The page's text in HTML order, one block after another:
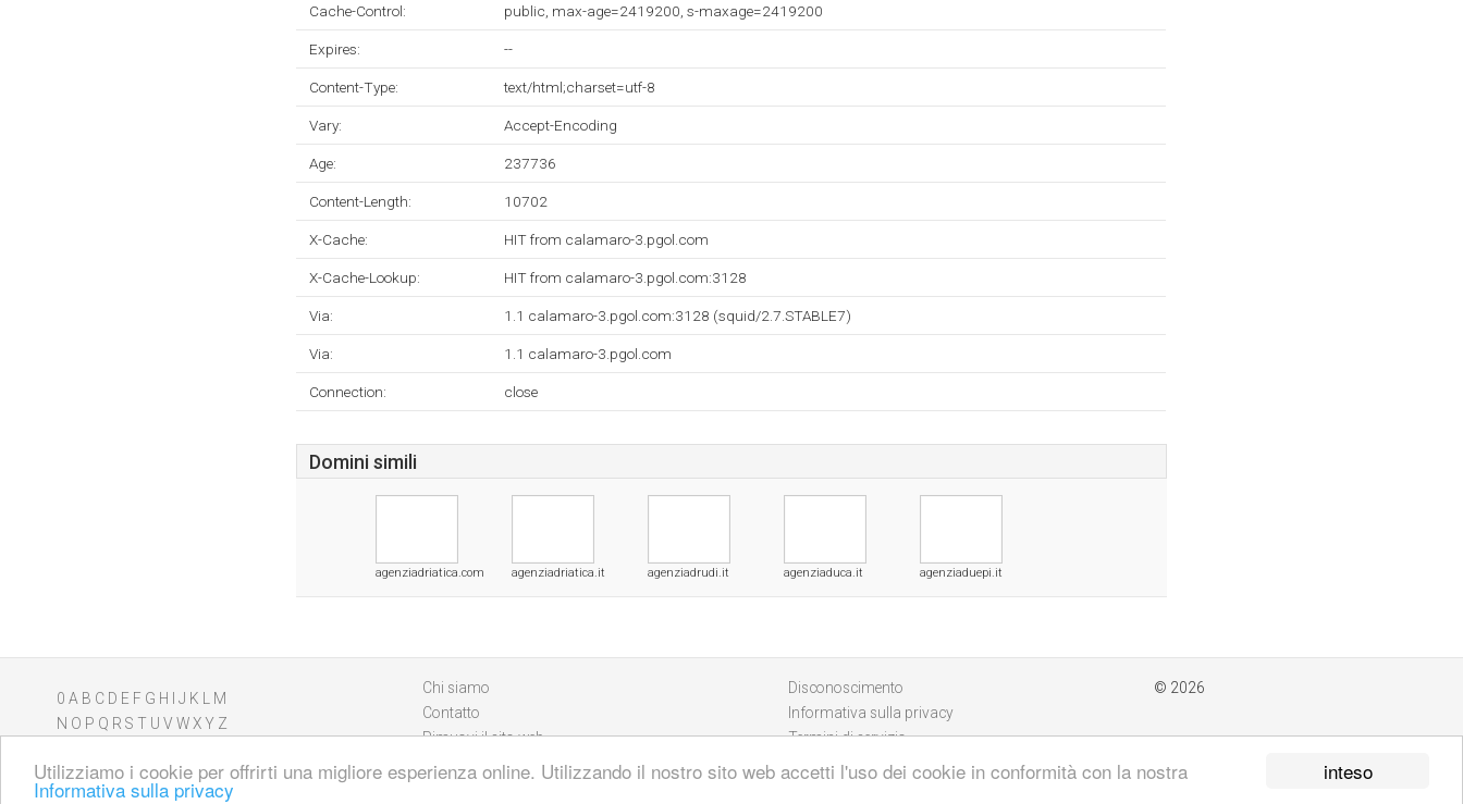
inteso
Utilizziamo i cookie per offrirti una migliore esperienza online. Utilizzando il nostro sito web accetti l'uso dei cookie in conformità con la nostra
Informativa sulla privacy
Cache-Control: public, max-age=2419200, s-maxage=2419200
Expires: --
Content-Type: text/html;charset=utf-8
Vary: Accept-Encoding
Age: 237736
Content-Length: 10702
X-Cache: HIT from calamaro-3.pgol.com
X-Cache-Lookup: HIT from calamaro-3.pgol.com:3128
Via: 1.1 calamaro-3.pgol.com:3128 (squid/2.7.STABLE7)
Via: 1.1 calamaro-3.pgol.com
Connection: close
Domini simili
agenziadriatica.com agenziadriatica.it agenziadrudi.it agenziaduca.it agenziaduepi.it
0 A B C D E F G H J K
M
N O P Q R S T U V WXY Z
Chi siamo
Contatto
Rimuovi il sito web
Disconoscimento
Informativa sulla privacy
Termini di servizio
© 2026